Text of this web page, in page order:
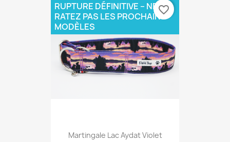
Martingale Lac Aydat Violet
RUPTURE DÉFINITIVE – NE
RATEZ PAS LES PROCHAINS
MODÈLES
favorite_border